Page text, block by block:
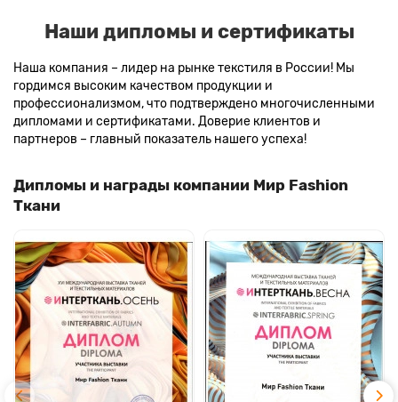
Наши дипломы и сертификаты
Наша компания – лидер на рынке текстиля в России! Мы
гордимся высоким качеством продукции и
профессионализмом, что подтверждено многочисленными
дипломами и сертификатами. Доверие клиентов и
партнеров – главный показатель нашего успеха!
Дипломы и награды компании Мир Fashion
Ткани